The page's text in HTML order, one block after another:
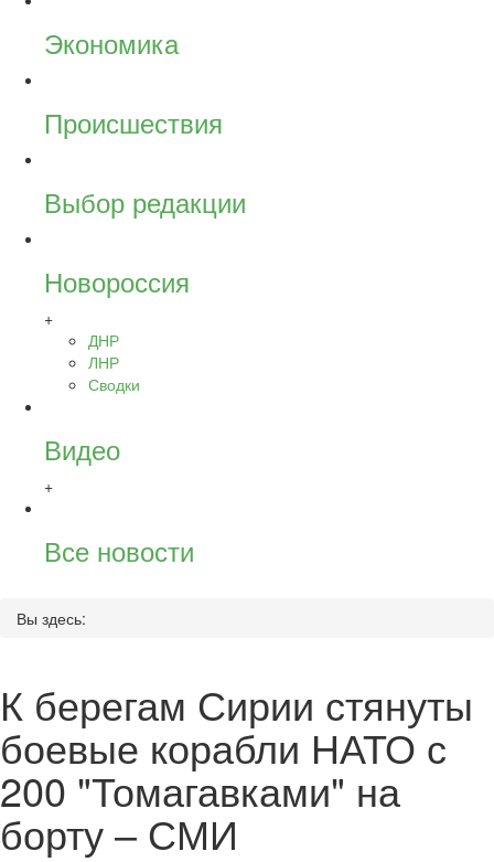
Экономика
Происшествия
Выбор редакции
Новороссия
+
ДНР
ЛНР
Сводки
Видео
+
Все новости
Вы здесь:
К берегам Сирии стянуты
боевые корабли НАТО с
200 "Томагавками" на
борту – СМИ